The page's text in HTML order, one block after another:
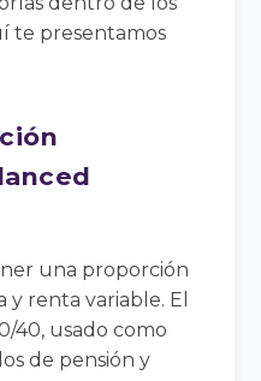
te presentamos
una proporción
renta variable. El
40, usado como
de pensión y